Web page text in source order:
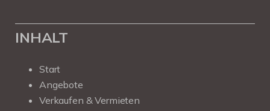
INHALT
Start
Angebote
Verkaufen & Vermieten